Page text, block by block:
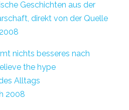
Geschichten aus der
direkt von der Quelle
nichts besseres nach
the hype
Alltags
2008